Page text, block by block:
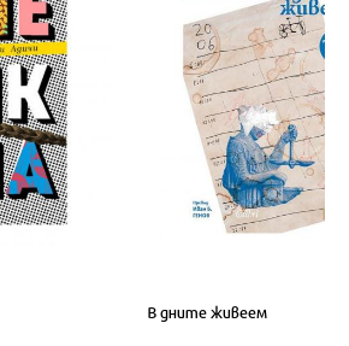
В дните живеем